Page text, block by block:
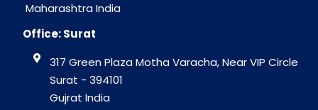
Maharashtra India
Office: Surat
317 Green Plaza Motha Varacha, Near VIP Circle
Surat - 394101
Gujrat India